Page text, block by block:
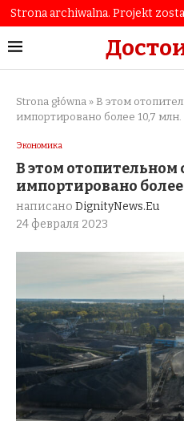
Strona archiwalna. Projekt
Strona główna » В этом
импортировано более 10,7 млн.
Экономика
В этом отопительном
импортировано более
написано DignityNews.eu
24 февраля 2023